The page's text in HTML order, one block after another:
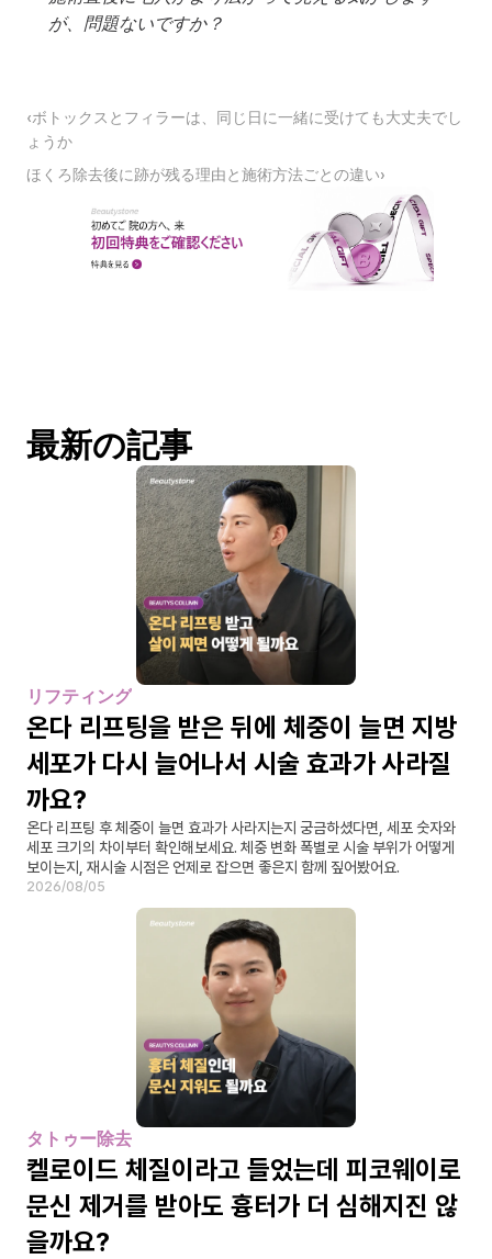
が、問題ないですか？
‹ボトックスとフィラーは、同じ日に一緒に受けても大丈夫でし
ょうか
ほくろ除去後に跡が残る理由と施術方法ごとの違い›
最新の記事
リフティング
온다 리프팅을 받은 뒤에 체중이 늘면 지방
세포가 다시 늘어나서 시술 효과가 사라질
까요?
온다 리프팅 후 체중이 늘면 효과가 사라지는지 궁금하셨다면, 세포 숫자와
세포 크기의 차이부터 확인해보세요. 체중 변화 폭별로 시술 부위가 어떻게
보이는지, 재시술 시점은 언제로 잡으면 좋은지 함께 짚어봤어요.
2026/08/05
タトゥー除去
켈로이드 체질이라고 들었는데 피코웨이로
문신 제거를 받아도 흉터가 더 심해지진 않
을까요?